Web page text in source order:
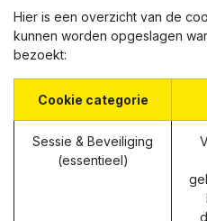
Hier is een overzicht van de
kunnen worden opgeslagen
bezoekt:
Cookie categorie
Sessie & Beveiliging
(essentieel)